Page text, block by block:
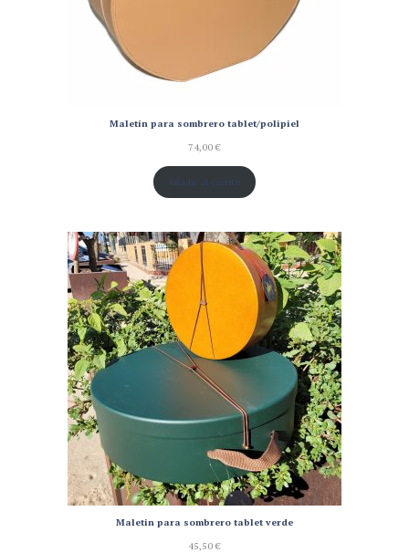
Maletín para sombrero tablet/polipiel
74,00€
Añadir al carrito
Maletin para sombrero tablet verde
45,50€